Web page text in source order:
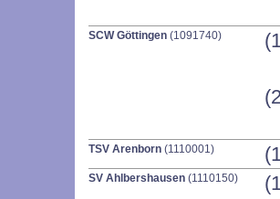
SCW Göttingen (1091740)
TSV Arenborn (1110001)
SV Ahlbershausen (1110150)